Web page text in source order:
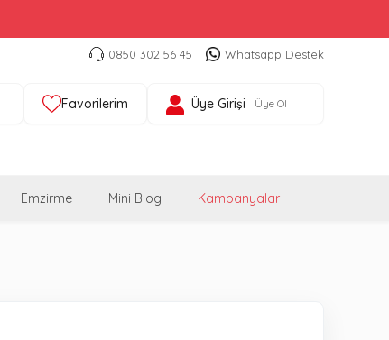
0850 302 56 45 Whatsapp Destek
Favorilerim Üye Girişi Üye Ol
Emzirme Mini Blog Kampanyalar